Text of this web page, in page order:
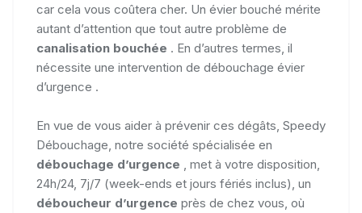
car cela vous coûtera cher. Un évier bouché mérite
autant d’attention que tout autre problème de
canalisation bouchée . En d’autres termes, il
nécessite une intervention de débouchage évier
d’urgence .
En vue de vous aider à prévenir ces dégâts, Speedy
Débouchage, notre société spécialisée en
débouchage d’urgence
, met à votre disposition,
24h/24, 7j/7 (week-ends et jours fériés inclus), un
déboucheur d’urgence près de chez vous, où